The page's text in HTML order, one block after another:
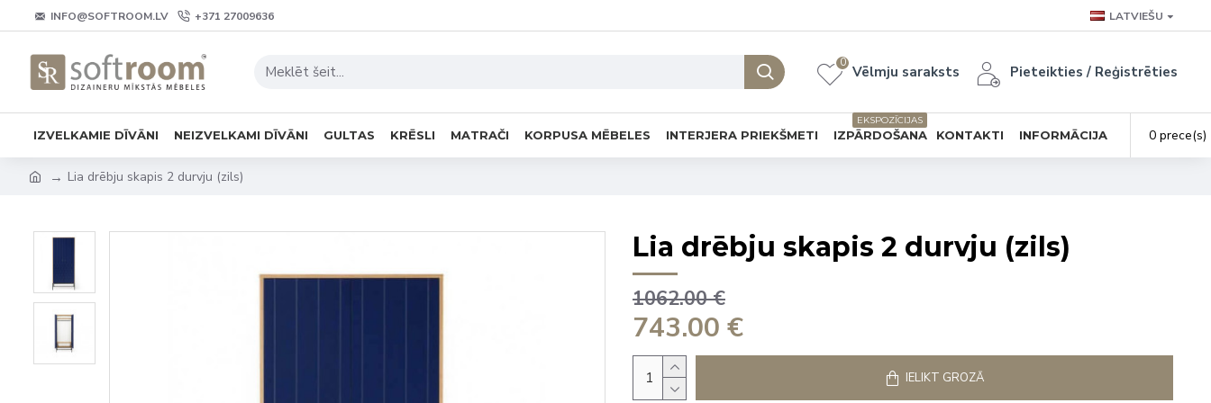
INFO@SOFTROOM.LV +371 27009636 LATVIEŠU
Vēlmju saraksts
0
Pieteikties / Reģistrēties
IZVELKAMIE DĪVĀNI NEIZVELKAMI DĪVĀNI GULTAS KRĒSLI MATRAČI KORPUSA MĒBELES INTERJERA PRIEKŠMETI IZPĀRDOŠANA
EKSPOZĪCIJAS
KONTAKTI INFORMĀCIJA 0
Lia drēbju skapis 2 durvju (zils)
Lia drēbju skapis 2 durvju (zils)
743.00 €
1062.00 €
IELIKT GROZĀ